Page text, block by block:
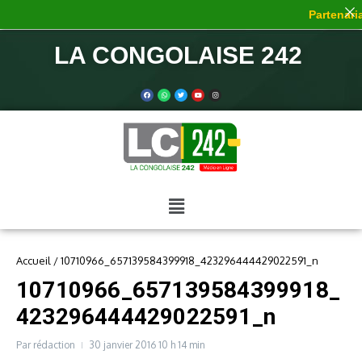
LA CONGOLAISE 242
Accueil /10710966_657139584399918_423296444429022591_n
10710966_657139584399918_
423296444429022591_n
Par rédaction 30 janvier 2016 10 h 14 min